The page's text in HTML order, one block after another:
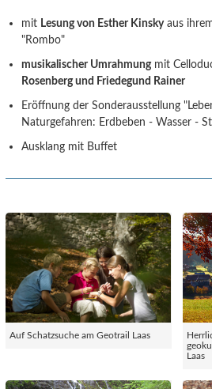
mit Lesung von Esther Kinskyaus
"Rombo"
musikalischer Umrahmungmit
Rosenberg und Friedegund Rainer
Eröffnung der Sonderausstellung
Naturgefahren: Erdbeben - Wasser -
Ausklang mit Buffet
Auf Schatzsuche am Geotrail Laas
Laas